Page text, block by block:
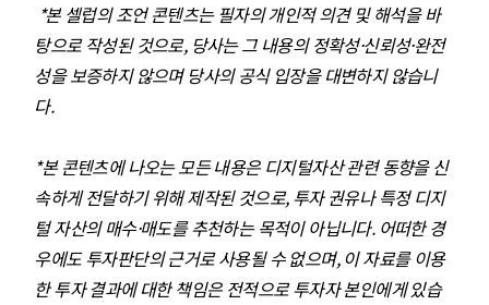
*본 셀럽의 조언 콘텐츠는 필자의 개인적 의견 및 해석을 바
탕으로 작성된 것으로, 당사는 그 내용의 정확성·신뢰성·완전
성을 보증하지 않으며 당사의 공식 입장을 대변하지 않습니
다.
*본 콘텐츠에 나오는 모든 내용은 디지털자산 관련 동향을 신
속하게 전달하기 위해 제작된 것으로, 투자 권유나 특정 디지
털 자산의 매수·매도를 추천하는 목적이 아닙니다. 어떠한 경
우에도 투자판단의 근거로 사용될 수 없으며, 이 자료를 이용
한 투자 결과에 대한 책임은 전적으로 투자자 본인에게 있습